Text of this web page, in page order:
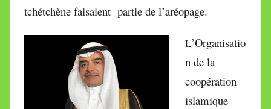
tchétchène faisaient partie de l’aréopage.
L’Organisatio
n de la
coopération
islamique